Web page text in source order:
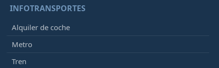
INFOTRANSPORTES
Alquiler de coche
Metro
Tren